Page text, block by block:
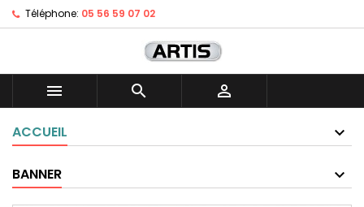
Téléphone: 05 56 59 07 02
  
ACCUEIL
BANNER